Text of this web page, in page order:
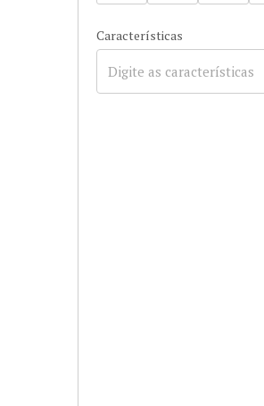
Características